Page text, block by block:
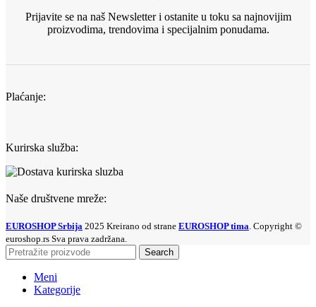
Prijavite se na naš Newsletter i ostanite u toku sa najnovijim
proizvodima, trendovima i specijalnim ponudama.
Plaćanje:
Kurirska služba:
Naše društvene mreže:
EUROSHOP Srbija 2025 Kreirano od strane EUROSHOP tima. Copyright ©
euroshop.rs Sva prava zadržana.
Search
Meni
Kategorije